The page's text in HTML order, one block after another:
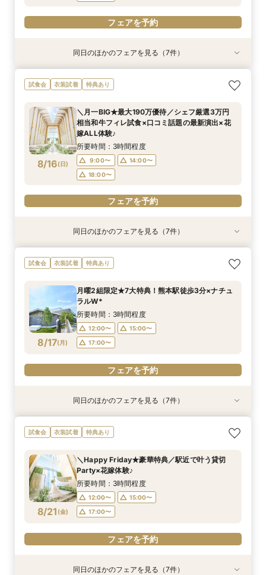
フェアを予約
8/15(土)
【60分で完結】即決営業ナシで安心！気軽によ
りみちツアー
9:00〜 18:30〜
フェアを予約
衣装試着 特典あり
8/15(土)
【6名～30名の少人数婚】挙式＆会食Newプラ
ン誕生！無料試食付
9:00〜
14:00〜
18:00〜
フェアを予約
特典あり
8/15(土)
【最短90分★】何も決まってなくてOK♪最新演
出体験×お気軽相談会
9:00〜
14:00〜
18:00〜
フェアを予約
8/15(土)
【タイパ重視！60分で完結◎】オンラインで会
場案内＆相談会
9:00〜
10:00〜
14:00〜
18:00〜
フェアを予約
衣装試着 特典あり
8/15(土)
【マタニティー限定】安心サポート＆お祝い特典
付フェア
9:00〜
14:00〜
18:00〜
フェアを予約
衣装試着 特典あり
8/15(土)
【2件目以降限定◆スペシャル特典】空き状況僅
か！日程先取り×安心見積り比較相談♪
9:00〜
14:00〜
18:00〜
フェアを予約
衣装試着 特典あり
8/15(土)
★完売間近★27年1.2月の挙式限定♪挙式全額プ
レゼント×花嫁体験
9:00〜
14:00〜
18:00〜
フェアを予約
同日のほかのフェアを見る（7件）
試食会 衣装試着 特典あり
8/16(日)
＼月一BIG★最大190万優待／シェフ厳選3万円
相当和牛フィレ試食×口コミ話題の最新演出×花
嫁ALL体験♪
所要時間：3時間程度
9:00〜
14:00〜
18:00〜
フェアを予約
8/16(日)
【60分で完結】即決営業ナシで安心！気軽によ
りみちツアー
9:00〜
フェアを予約
特典あり
8/16(日)
【最短90分★】何も決まってなくてOK♪最新演
出体験×お気軽相談会
9:00〜
18:00〜
フェアを予約
8/16(日)
【タイパ重視！60分で完結◎】オンラインで会
場案内＆相談会
9:00〜
14:00〜
15:00〜
18:00〜
衣装試着 特典あり
8/16(日)
【2件目以降限定◆スペシャル特典】空き状況僅
か！日程先取り×安心見積り比較相談♪
9:00〜
18:00〜
フェアを予約
衣装試着 特典あり
8/16(日)
★Open記念★27年1,2月式限定♪ドレス1差額フ
リー&挙式料全額プレゼント&料理ランクアップ
所要時間：3時間程度
18:00〜
フェアを予約
衣装試着 特典あり
8/16(日)
【6名～30名の少人数婚】挙式＆会食Newプラ
ン誕生！無料試食付
9:00〜
18:00〜
フェアを予約
衣装試着 特典あり
8/16(日)
【マタニティー限定】安心サポート＆お祝い特典
付フェア
9:00〜
18:00〜
フェアを予約
同日のほかのフェアを見る（7件）
試食会 衣装試着 特典あり
8/17(月)
月曜2組限定★7大特典！熊本駅徒歩3分×ナチュ
ラルW*
所要時間：3時間程度
12:00〜
15:00〜
17:00〜
フェアを予約
8/17(月)
【60分で完結】即決営業ナシで安心！気軽によ
りみちツアー
12:00〜
17:00〜
フェアを予約
8/17(月)
【タイパ重視！60分で完結◎】オンラインで会
場案内＆相談会
12:00〜
15:00〜
16:00〜
フェアを予約
衣装試着 特典あり
8/17(月)
★1周年記念★27年1,2月式限定♪料理ランクup×
ドレス1着差額フリー！
12:00〜
17:00〜
フェアを予約
特典あり
8/17(月)
【6名～30名の少人数婚】挙式＆会食Newプラ
ン誕生！無料試食付
12:00〜
17:00〜
フェアを予約
衣装試着 特典あり
8/17(月)
【マタニティー限定】安心サポート＆お祝い特典
付フェア
12:00〜
17:00〜
フェアを予約
特典あり
8/17(月)
【最短90分★】何も決まってなくてOK♪最新演
出体験×お気軽相談
12:00〜
17:00〜
フェアを予約
衣装試着 特典あり
8/17(月)
【2件目以降限定◆スペシャル特典】空き状況僅
か！日程先取り×安心見積り比較相談♪
12:00〜
17:00〜
フェアを予約
同日のほかのフェアを見る（7件）
試食会 衣装試着 特典あり
8/21 (金)
＼Happy Friday★豪華特典／駅近で叶う貸切
Party×花嫁体験♪
所要時間：3時間程度
12:00〜
15:00〜
17:00〜
フェアを予約
衣装試着 特典あり
特典あり
衣装試着 特典あり
特典あり
衣装試着 特典あり
同日のほかのフェアを見る（7件）